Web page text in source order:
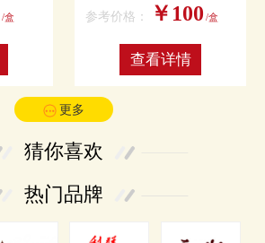
/盒 参考价格： ￥100 /盒
查看详情
更多
猜你喜欢
热门品牌